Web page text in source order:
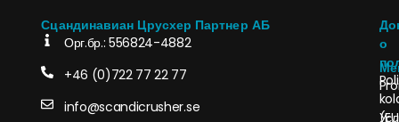
Сцандинавиан Црусхер Партнер АБ
Орг.бр.: 556824-4882
+46 (0)722 77 22 77
info@scandicrusher.se
о